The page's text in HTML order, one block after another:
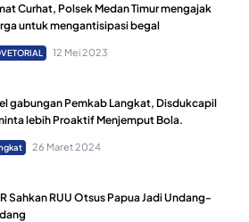
Curhat, Polsek Medan Timur mengajak
untuk mengantisipasi begal
12 Mei 2023
gabungan Pemkab Langkat, Disdukcapil
lebih Proaktif Menjemput Bola.
26 Maret 2024
Sahkan RUU Otsus Papua Jadi Undang-